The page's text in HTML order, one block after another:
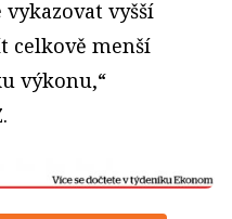
vyšší
celkově menší
výkonu,“